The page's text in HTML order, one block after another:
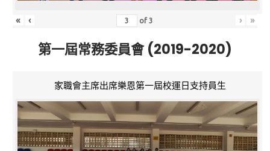
« ‹ of3 › »
第一屆常務委員會 (2019-2020)
家職會主席出席樂恩第一屆校運日支持員生